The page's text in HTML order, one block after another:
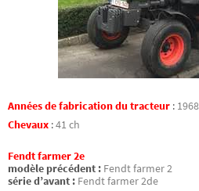
Années de fabrication du tracteur :
Chevaux :41 ch
Fendt farmer 2e
modèle précédent : Fendt farmer 2
série d’avant : Fendt farmer 2de